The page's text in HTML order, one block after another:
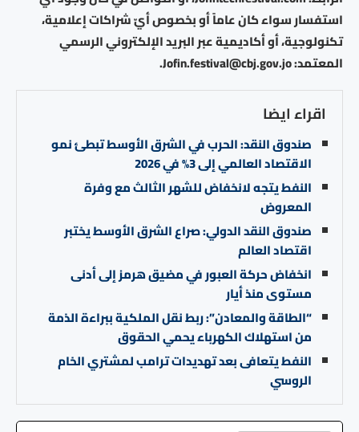
استفسار سواء كان عاماً أو بخصوص أيّ شراكات إعلامية،
تكنولوجية، أو أكاديمية عبر البريد الإلكتروني الرسمي
المعتمد: Jofin.festival@cbj.gov.jo.
اقراء ايضا
صندوق النقد: الحرب في الشرق الأوسط تبطئ نمو
الاقتصاد العالمي إلى 3% في 2026
النفط يتجه لانخفاض للشهر الثالث مع وفرة
المعروض
صندوق النقد الدولي: صراع الشرق الأوسط يختبر
اقتصاد العالم
انخفاض حركة العبور في مضيق هرمز إلى أدنى
مستوى منذ أيار
“الطاقة والمعادن”: ربط نقل الملكية ببراءة الذمة
من استهلاك الكهرباء يحمي الحقوق
النفط يتعافى بعد تهديدات ترامب لمشتري الخام
الروسي